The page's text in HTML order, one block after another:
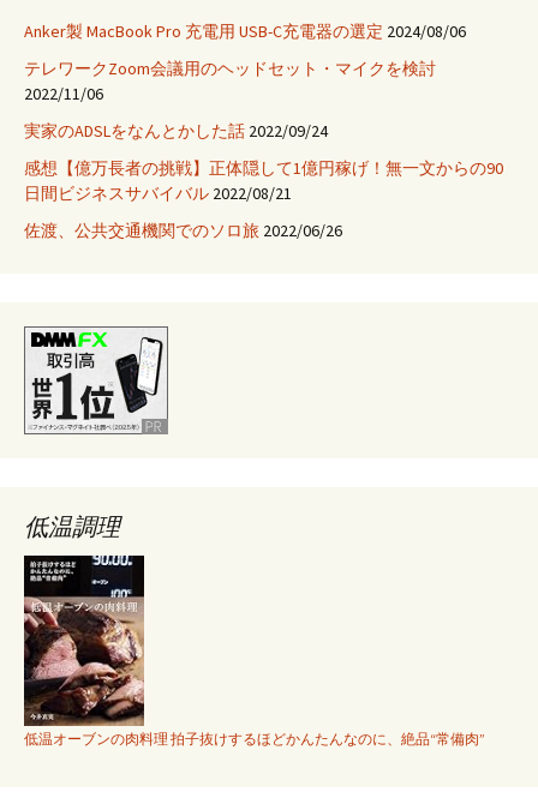
ま
た
Anker製 MacBook Pro 充電用 USB-C充電器の選定 2024/08/06
テレワークZoom会議用のヘッドセット・マイクを検討
2022/11/06
実家のADSLをなんとかした話 2022/09/24
感想【億万長者の挑戦】正体隠して1億円稼げ！無一文からの90
日間ビジネスサバイバル 2022/08/21
佐渡、公共交通機関でのソロ旅 2022/06/26
低温調理
低温オーブンの肉料理 拍子抜けするほどかんたんなのに、絶品“常備肉”